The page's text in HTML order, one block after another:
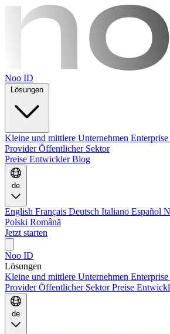
Noo ID
Kleine und mittlere Unternehmen Enterprise
ProviderÖffentlicher Sektor
Preise EntwicklerBlog
de
English Français Deutsch Italiano Español
Polski Română
Jetzt starten
Noo ID
Lösungen
Kleine und mittlere Unternehmen Enterprise
ProviderÖffentlicher SektorPreise
de